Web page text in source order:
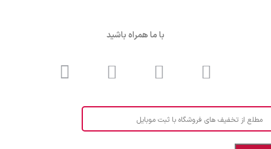
با ما همراه باشید
مطلع از تخفیف های فروشگاه با ثبت موبایل